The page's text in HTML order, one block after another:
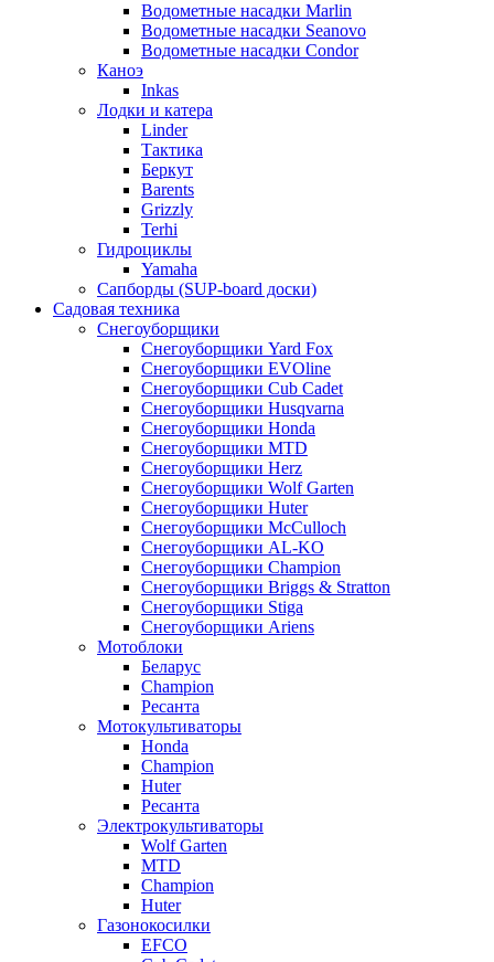
Водометные насадки Marlin
Водометные насадки Seanovo
Водометные насадки Condor
Каноэ
Inkas
Лодки и катера
Linder
Тактика
Беркут
Barents
Grizzly
Terhi
Гидроциклы
Yamaha
Сапборды (SUP-board доски)
Садовая техника
Снегоуборщики
Снегоуборщики Yard Fox
Снегоуборщики EVOline
Снегоуборщики Cub Cadet
Снегоуборщики Husqvarna
Снегоуборщики Honda
Снегоуборщики MTD
Снегоуборщики Herz
Снегоуборщики Wolf Garten
Снегоуборщики Huter
Снегоуборщики McCulloch
Снегоуборщики AL-KO
Снегоуборщики Champion
Снегоуборщики Briggs & Stratton
Снегоуборщики Stiga
Снегоуборщики Ariens
Мотоблоки
Беларус
Champion
Ресанта
Мотокультиваторы
Honda
Champion
Huter
Ресанта
Электрокультиваторы
Wolf Garten
MTD
Champion
Huter
Газонокосилки
EFCO